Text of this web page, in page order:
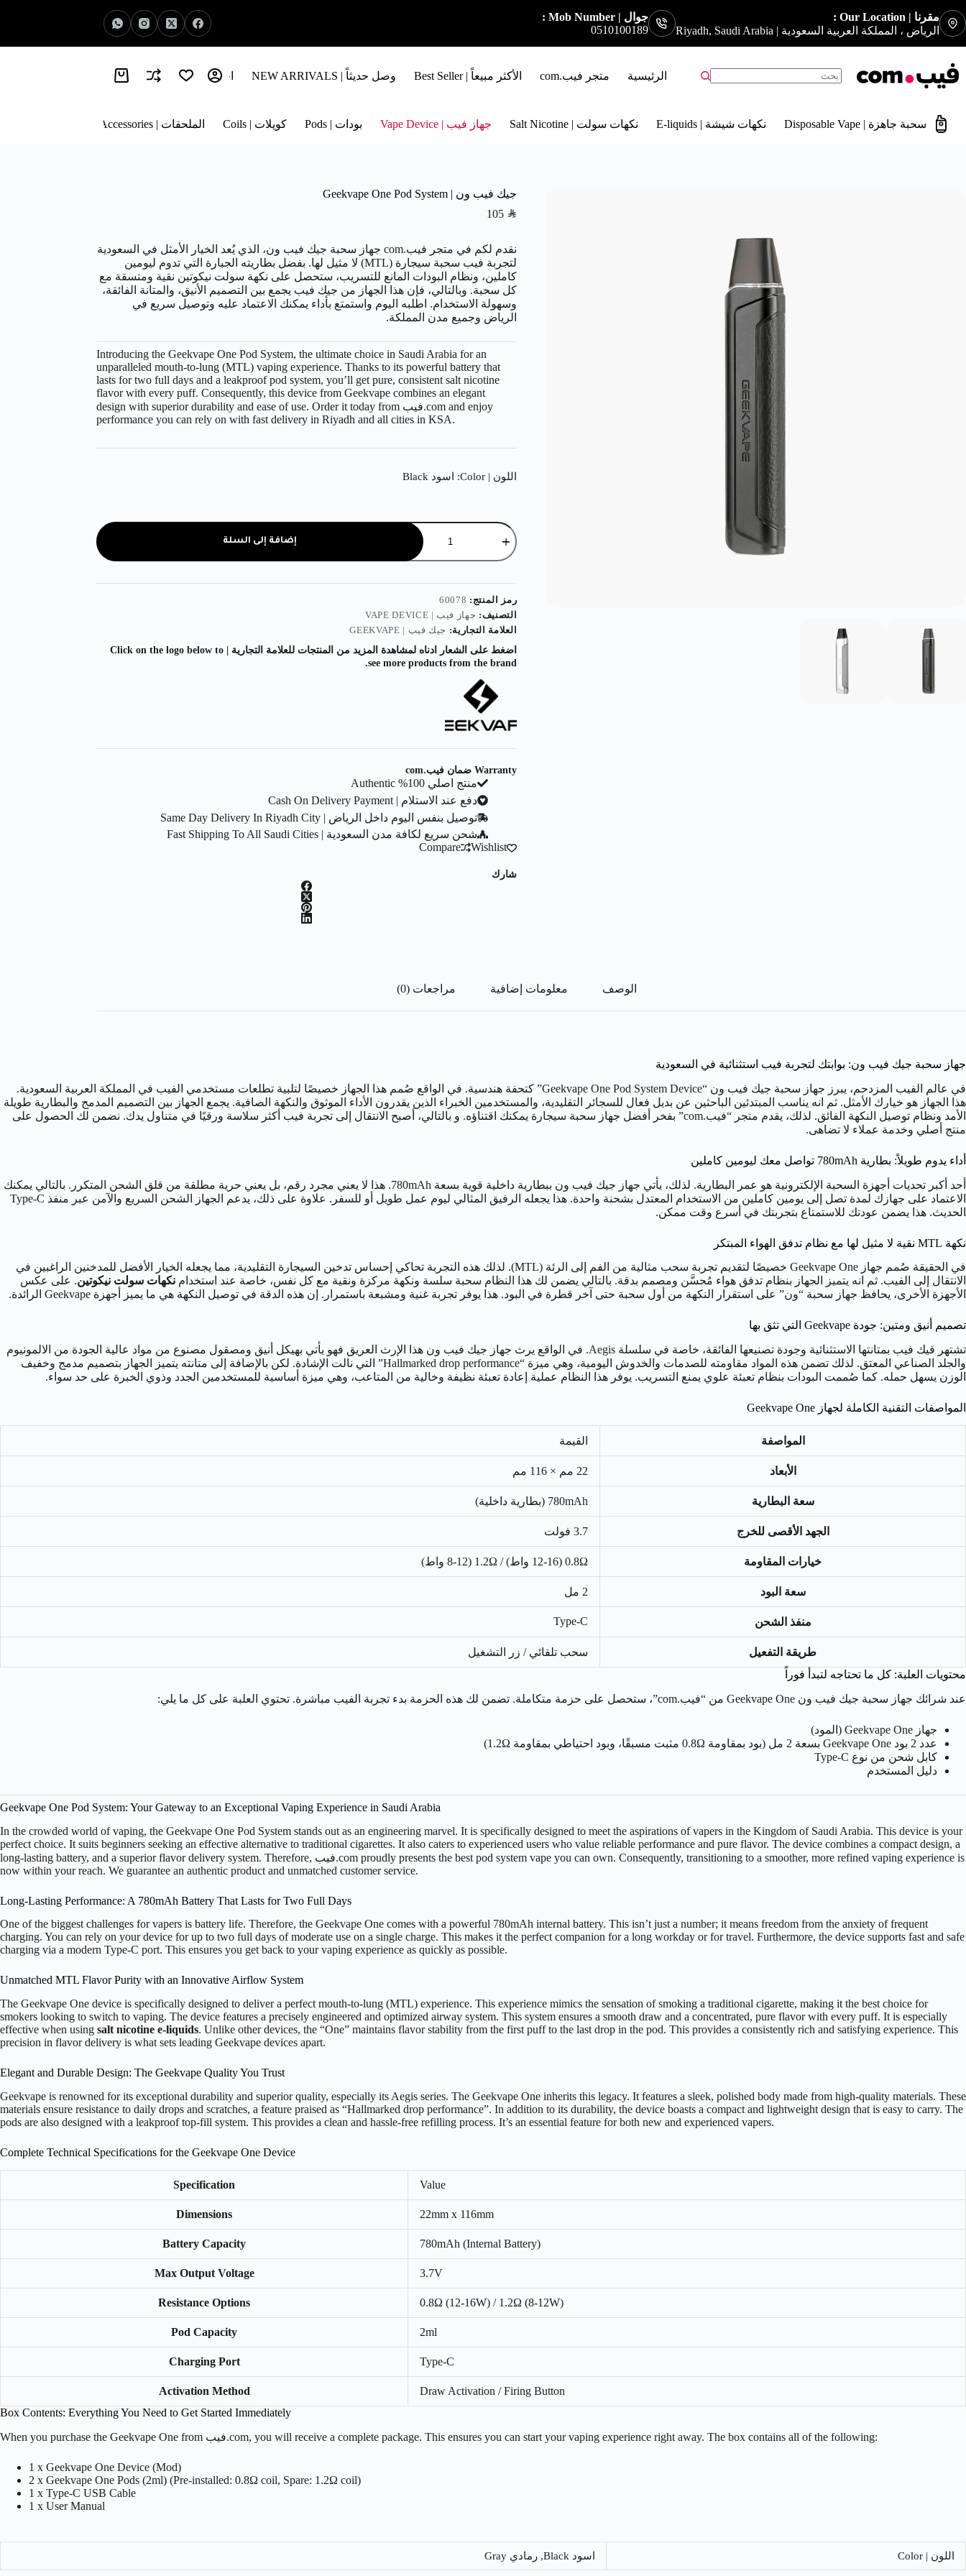
مقرنا | Our Location :
الرياض ، المملكة العربية السعودية | Riyadh, Saudi Arabia
جوال | Mob Number :
0510100189
الرئيسية متجر فيب.com الأكثر مبيعاً | Best Seller وصل حديثاً | NEW ARRIVALS اخبار الفيب | Vape News
سحبة جاهزة | Disposable Vape نكهات شيشة | E-liquids نكهات سولت | Salt Nicotine جهاز فيب | Vape Device بودات | Pods كويلات | Coils الملحقات | Accessories
جيك فيب ون | Geekvape One Pod System
105 SAR
نقدم لكم في متجر فيب.com جهاز سحبة جيك فيب ون، الذي يُعد الخيار الأمثل في السعودية
لتجربة فيب سحبة سيجارة (MTL) لا مثيل لها. بفضل بطاريته الجبارة التي تدوم ليومين
كاملين، ونظام البودات المانع للتسريب، ستحصل على نكهة سولت نيكوتين نقية ومتسقة مع
كل سحبة. وبالتالي، فإن هذا الجهاز من جيك فيب يجمع بين التصميم الأنيق، والمتانة الفائقة،
وسهولة الاستخدام. اطلبه اليوم واستمتع بأداء يمكنك الاعتماد عليه وتوصيل سريع في
الرياض وجميع مدن المملكة.
Introducing the Geekvape One Pod System, the ultimate choice in Saudi Arabia for an
unparalleled mouth-to-lung (MTL) vaping experience. Thanks to its powerful battery that
lasts for two full days and a leakproof pod system, you’ll get pure, consistent salt nicotine
flavor with every puff. Consequently, this device from Geekvape combines an elegant
design with superior durability and ease of use. Order it today from فيب.com and enjoy
performance you can rely on with fast delivery in Riyadh and all cities in KSA.
اللون | Color : اسود Black
إضافة إلى السلة
رمز المنتج: 60078
التصنيف: جهاز فيب | VAPE DEVICE
العلامة التجارية: جيك فيب | GEEKVAPE
اضغط على الشعار ادناه لمشاهدة المزيد من المنتجات للعلامة التجارية | Click on the logo below to
see more products from the brand.
Warranty ضمان فيب.com
منتج اصلي 100% Authentic
دفع عند الاستلام | Cash On Delivery Payment
توصيل بنفس اليوم داخل الرياض | Same Day Delivery In Riyadh City
شحن سريع لكافة مدن السعودية | Fast Shipping To All Saudi Cities
Wishlist
Compare
شارك
الوصف معلومات إضافية مراجعات (0)
جهاز سحبة جيك فيب ون: بوابتك لتجربة فيب استثنائية في السعودية
في عالم الفيب المزدحم، يبرز جهاز سحبة جيك فيب ون “Geekvape One Pod System Device” كتحفة هندسية. في الواقع صُمم هذا الجهاز خصيصًا لتلبية تطلعات مستخدمي الفيب في المملكة العربية السعودية.
هذا الجهاز هو خيارك الأمثل. ثم انه يناسب المبتدئين الباحثين عن بديل فعال للسجائر التقليدية، والمستخدمين الخبراء الذين يقدرون الأداء الموثوق والنكهة الصافية. يجمع الجهاز بين التصميم المدمج والبطارية طويلة
الأمد ونظام توصيل النكهة الفائق. لذلك، يقدم متجر “فيب.com” بفخر أفضل جهاز سحبة سيجارة يمكنك اقتناؤه. و بالتالي، أصبح الانتقال إلى تجربة فيب أكثر سلاسة ورقيًا في متناول يدك. نضمن لك الحصول على
منتج أصلي وخدمة عملاء لا تضاهى.
أداء يدوم طويلاً: بطارية 780mAh تواصل معك ليومين كاملين
أحد أكبر تحديات أجهزة السحبة الإلكترونية هو عمر البطارية. لذلك، يأتي جهاز جيك فيب ون ببطارية داخلية قوية بسعة 780mAh. هذا لا يعني مجرد رقم، بل يعني حرية مطلقة من قلق الشحن المتكرر. بالتالي يمكنك
الاعتماد على جهازك لمدة تصل إلى يومين كاملين من الاستخدام المعتدل بشحنة واحدة. هذا يجعله الرفيق المثالي ليوم عمل طويل أو للسفر. علاوة على ذلك، يدعم الجهاز الشحن السريع والآمن عبر منفذ Type-C
الحديث. هذا يضمن عودتك للاستمتاع بتجربتك في أسرع وقت ممكن.
نكهة MTL نقية لا مثيل لها مع نظام تدفق الهواء المبتكر
في الحقيقة صُمم جهاز Geekvape One خصيصًا لتقديم تجربة سحب مثالية من الفم إلى الرئة (MTL). لذلك هذه التجربة تحاكي إحساس تدخين السيجارة التقليدية، مما يجعله الخيار الأفضل للمدخنين الراغبين في
الانتقال إلى الفيب. ثم انه يتميز الجهاز بنظام تدفق هواء مُحسَّن ومصمم بدقة. بالتالي يضمن لك هذا النظام سحبة سلسة ونكهة مركزة ونقية مع كل نفس، خاصة عند استخدام نكهات سولت نيكوتين. على عكس
الأجهزة الأخرى، يحافظ جهاز سحبة “ون” على استقرار النكهة من أول سحبة حتى آخر قطرة في البود. هذا يوفر تجربة غنية ومشبعة باستمرار. إن هذه الدقة في توصيل النكهة هي ما يميز أجهزة Geekvape الرائدة.
تصميم أنيق ومتين: جودة Geekvape التي تثق بها
تشتهر قيك فيب بمتانتها الاستثنائية وجودة تصنيعها الفائقة، خاصة في سلسلة Aegis. في الواقع يرث جهاز جيك فيب ون هذا الإرث العريق فهو يأتي بهيكل أنيق ومصقول مصنوع من مواد عالية الجودة من الالمونيوم
والجلد الصناعي المعتق. لذلك تضمن هذه المواد مقاومته للصدمات والخدوش اليومية، وهي ميزة “Hallmarked drop performance” التي نالت الإشادة. لكن بالإضافة إلى متانته يتميز الجهاز بتصميم مدمج وخفيف
الوزن يسهل حمله. كما صُممت البودات بنظام تعبئة علوي يمنع التسريب. يوفر هذا النظام عملية إعادة تعبئة نظيفة وخالية من المتاعب، وهي ميزة أساسية للمستخدمين الجدد وذوي الخبرة على حد سواء.
المواصفات التقنية الكاملة لجهاز Geekvape One
المواصفة القيمة
الأبعاد 22 مم × 116 مم
سعة البطارية 780mAh (بطارية داخلية)
الجهد الأقصى للخرج 3.7 فولت
خيارات المقاومة 0.8Ω (12-16 واط) / 1.2Ω (8-12 واط)
سعة البود 2 مل
منفذ الشحن Type-C
طريقة التفعيل
سحب تلقائي / زر التشغيل
محتويات العلبة: كل ما تحتاجه لتبدأ فوراً
عند شرائك جهاز سحبة جيك فيب ون Geekvape One من “فيب.com”، ستحصل على حزمة متكاملة. تضمن لك هذه الحزمة بدء تجربة الفيب مباشرة. تحتوي العلبة على كل ما يلي:
جهاز Geekvape One (المود)
عدد 2 بود Geekvape One بسعة 2 مل (بود بمقاومة 0.8Ω مثبت مسبقًا، وبود احتياطي بمقاومة 1.2Ω)
كابل شحن من نوع Type-C
دليل المستخدم
Geekvape One Pod System: Your Gateway to an Exceptional Vaping Experience in Saudi Arabia
In the crowded world of vaping, the Geekvape One Pod System stands out as an engineering marvel. It is specifically designed to meet the aspirations of vapers in the Kingdom of Saudi Arabia. This device is your
perfect choice. It suits beginners seeking an effective alternative to traditional cigarettes. It also caters to experienced users who value reliable performance and pure flavor. The device combines a compact design, a
long-lasting battery, and a superior flavor delivery system. Therefore, فيب.com proudly presents the best pod system vape you can own. Consequently, transitioning to a smoother, more refined vaping experience is
now within your reach. We guarantee an authentic product and unmatched customer service.
Long-Lasting Performance: A 780mAh Battery That Lasts for Two Full Days
One of the biggest challenges for vapers is battery life. Therefore, the Geekvape One comes with a powerful 780mAh internal battery. This isn’t just a number; it means freedom from the anxiety of frequent
charging. You can rely on your device for up to two full days of moderate use on a single charge. This makes it the perfect companion for a long workday or for travel. Furthermore, the device supports fast and safe
charging via a modern Type-C port. This ensures you get back to your vaping experience as quickly as possible.
Unmatched MTL Flavor Purity with an Innovative Airflow System
The Geekvape One device is specifically designed to deliver a perfect mouth-to-lung (MTL) experience. This experience mimics the sensation of smoking a traditional cigarette, making it the best choice for
smokers looking to switch to vaping. The device features a precisely engineered and optimized airway system. This system ensures a smooth draw and a concentrated, pure flavor with every puff. It is especially
effective when using salt nicotine e-liquids. Unlike other devices, the “One” maintains flavor stability from the first puff to the last drop in the pod. This provides a consistently rich and satisfying experience. This
precision in flavor delivery is what sets leading Geekvape devices apart.
Elegant and Durable Design: The Geekvape Quality You Trust
Geekvape is renowned for its exceptional durability and superior quality, especially its Aegis series. The Geekvape One inherits this legacy. It features a sleek, polished body made from high-quality materials. These
materials ensure resistance to daily drops and scratches, a feature praised as “Hallmarked drop performance”. In addition to its durability, the device boasts a compact and lightweight design that is easy to carry. The
pods are also designed with a leakproof top-fill system. This provides a clean and hassle-free refilling process. It’s an essential feature for both new and experienced vapers.
Complete Technical Specifications for the Geekvape One Device
Specification Value
Dimensions 22mm x 116mm
Battery Capacity 780mAh (Internal Battery)
Max Output Voltage 3.7V
Resistance Options 0.8Ω (12-16W) / 1.2Ω (8-12W)
Pod Capacity 2ml
Charging Port Type-C
Activation Method
Draw Activation / Firing Button
Box Contents: Everything You Need to Get Started Immediately
When you purchase the Geekvape One from فيب.com, you will receive a complete package. This ensures you can start your vaping experience right away. The box contains all of the following:
1 x Geekvape One Device (Mod)
2 x Geekvape One Pods (2ml) (Pre-installed: 0.8Ω coil, Spare: 1.2Ω coil)
1 x Type-C USB Cable
1 x User Manual
اللون | Color اسود Black, رمادي Gray